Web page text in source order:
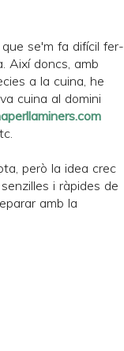
se'm fa difícil fer-
Així doncs, amb
a la cuina, he
cuina al domini
però la idea crec
i ràpides de
amb la